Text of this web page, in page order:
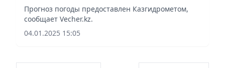
Прогноз погоды предоставлен Казгидрометом,
сообщает Vecher.kz.
04.01.2025 15:05